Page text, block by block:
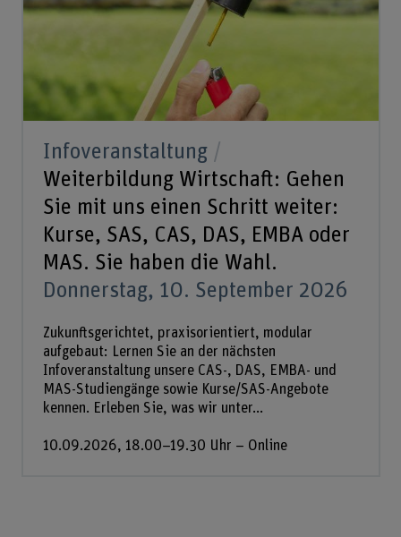
Infoveranstaltung
Weiterbildung Wirtschaft: Gehen
Sie mit uns einen Schritt weiter:
Kurse, SAS, CAS, DAS, EMBA oder
MAS. Sie haben die Wahl.
Donnerstag, 10. September 2026
Zukunftsgerichtet, praxisorientiert, modular
aufgebaut: Lernen Sie an der nächsten
Infoveranstaltung unsere CAS-, DAS, EMBA- und
MAS-Studiengänge sowie Kurse/SAS-Angebote
kennen. Erleben Sie, was wir unter...
10.09.2026, 18.00–19.30 Uhr – Online